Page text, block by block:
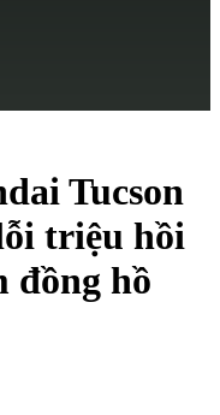
Tucson
triệu hồi
đồng hồ